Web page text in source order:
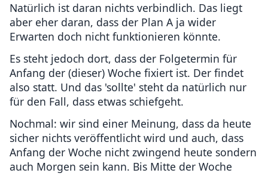
Natürlich ist daran nichts verbindlich. Das liegt
aber eher daran, dass der Plan A ja wider
Erwarten doch nicht funktionieren könnte.
Es steht jedoch dort, dass der Folgetermin für
Anfang der (dieser) Woche fixiert ist. Der findet
also statt. Und das 'sollte' steht da natürlich nur
für den Fall, dass etwas schiefgeht.
Nochmal: wir sind einer Meinung, dass da heute
sicher nichts veröffentlicht wird und auch, dass
Anfang der Woche nicht zwingend heute sondern
auch Morgen sein kann. Bis Mitte der Woche